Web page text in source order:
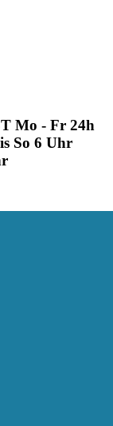
Mo - Fr 24h
So 6 Uhr